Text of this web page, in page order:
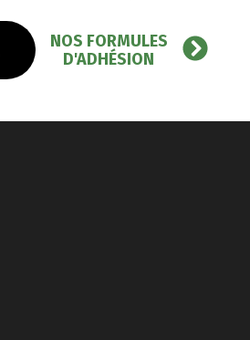
NOS FORMULES
D'ADHÉSION